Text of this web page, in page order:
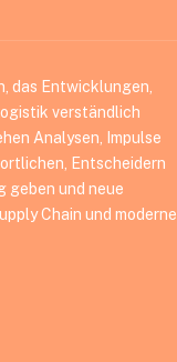
das Entwicklungen,
verständlich
Analysen, Impulse
Entscheidern
geben und neue
Chain und moderne